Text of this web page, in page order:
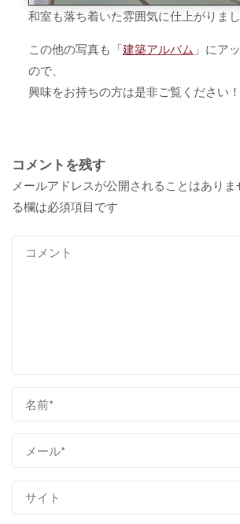
和室も落ち着いた雰囲気に仕上がりまし
この他の写真も「建築アルバム 」にア
ので、
興味をお持ちの方は是非ご覧ください！
コメントを残す
メールアドレスが公開されることはありま
る欄は必須項目です